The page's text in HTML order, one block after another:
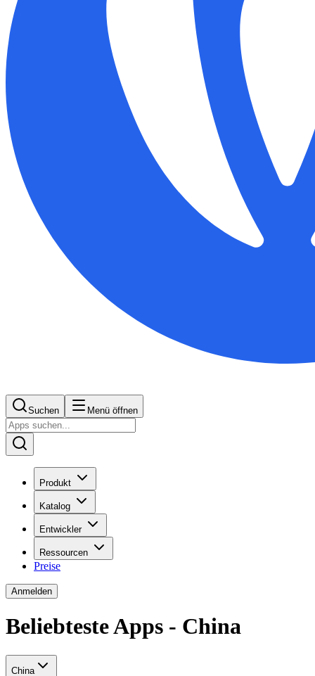
Suchen Menü öffnen
Produkt
Katalog
Entwickler
Ressourcen
Preise
Anmelden
Beliebteste Apps - China
China